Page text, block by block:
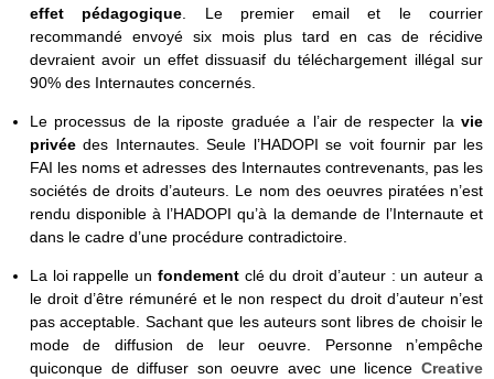
effet pédagogique . Le premier email et le courrier
recommandé envoyé six mois plus tard en cas de récidive
devraient avoir un effet dissuasif du téléchargement illégal sur
90% des Internautes concernés.
Le processus de la riposte graduée a l’air de respecter la vie
privéedes Internautes. Seule l’HADOPI se voit fournir par les
FAI les noms et adresses des Internautes contrevenants, pas les
sociétés de droits d’auteurs. Le nom des oeuvres piratées n’est
rendu disponible à l’HADOPI qu’à la demande de l’Internaute et
dans le cadre d’une procédure contradictoire.
La loi rappelle un fondement clé du droit d’auteur : un auteur a
le droit d’être rémunéré et le non respect du droit d’auteur n’est
pas acceptable. Sachant que les auteurs sont libres de choisir le
mode de diffusion de leur oeuvre. Personne n’empêche
quiconque de diffuser son oeuvre avec une licence Creative